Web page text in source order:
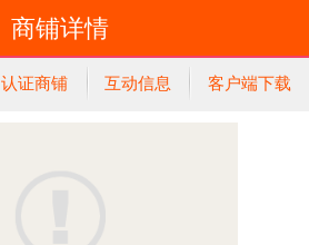
商铺详情
认证商铺 互动信息 客户端下载